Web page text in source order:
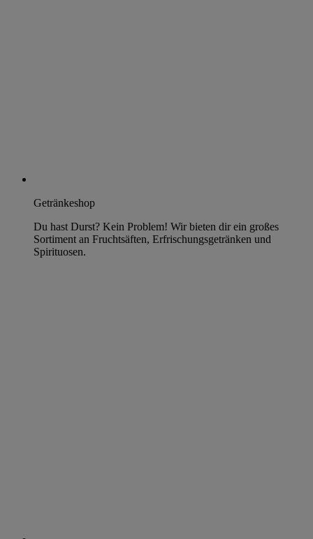
Getränkeshop
Du hast Durst? Kein Problem! Wir bieten dir ein großes
Sortiment an Fruchtsäften, Erfrischungsgetränken und
Spirituosen.